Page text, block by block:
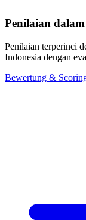
Penilaian
Penilaian terperinci
Indonesia dengan
Bewertung &